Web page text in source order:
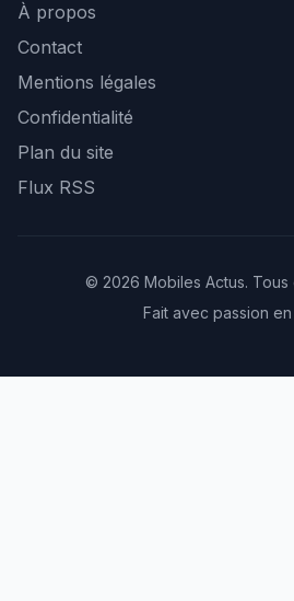
À propos
Contact
Mentions légales
Confidentialité
Plan du site
Flux RSS
© 2026 Mobiles Actus. Tous
Fait avec passion